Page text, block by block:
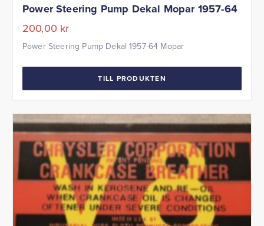
Power Steering Pump Dekal Mopar 1957-64
200,00 kr
Power Steering Pump Dekal 1957-64 Mopar
TILL PRODUKTEN